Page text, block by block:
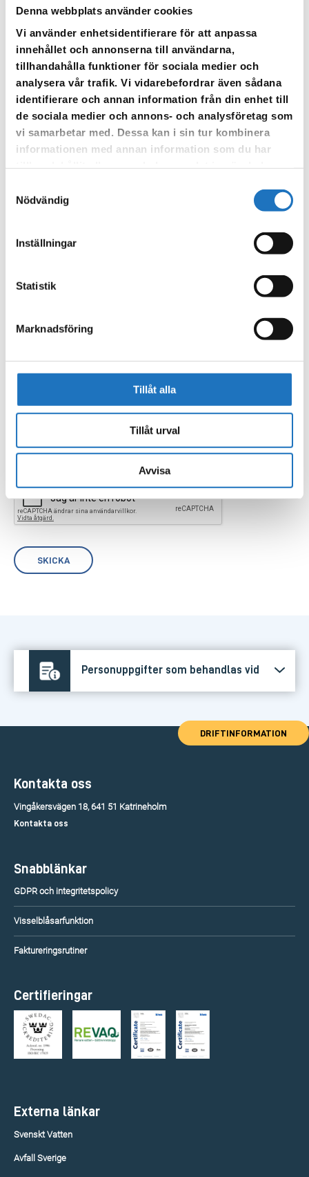
Denna webbplats använder cookies
Vi använder enhetsidentifierare för att anpassa
innehållet och annonserna till användarna,
tillhandahålla funktioner för sociala medier och
analysera vår trafik. Vi vidarebefordrar även sådana
identifierare och annan information från din enhet till
de sociala medier och annons- och analysföretag som
vi samarbetar med. Dessa kan i sin tur kombinera
informationen med annan information som du har
Nödvändig
Inställningar
Statistik
Marknadsföring
Tillåt alla
Tillåt urval
Avvisa
E-post till uppgiftslämnare
Uppgifter om läckan och mätarställning
Vattenmätarställning efter läckan lagats
ÅÅÅÅ snedstreck MM snedstreck DD
Personuppgifter som behandlas vid
DRIFTINFORMATION
Kontakta oss
Vingåkersvägen 18, 641 51 Katrineholm
Kontakta oss
Snabblänkar
GDPR och integritetspolicy
Visselblåsarfunktion
Faktureringsrutiner
Certifieringar
Externa länkar
Svenskt Vatten
Avfall Sverige